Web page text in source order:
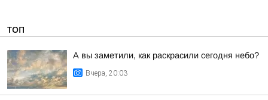
ТОП
А вы заметили, как раскрасили сегодня небо?
Вчера, 20:03